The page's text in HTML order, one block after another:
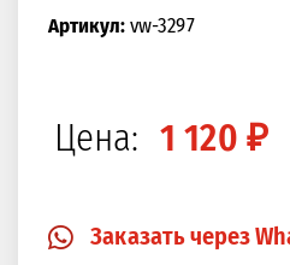
Артикул:vw-3297
Цена: 1 120 ₽
Заказать через